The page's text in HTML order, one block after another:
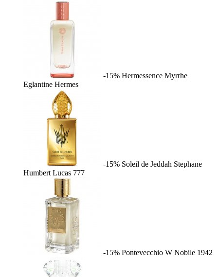
-15% Hermessence Myrrhe
Eglantine Hermes
-15% Soleil de Jeddah Stephane
Humbert Lucas 777
-15% Pontevecchio W Nobile 1942